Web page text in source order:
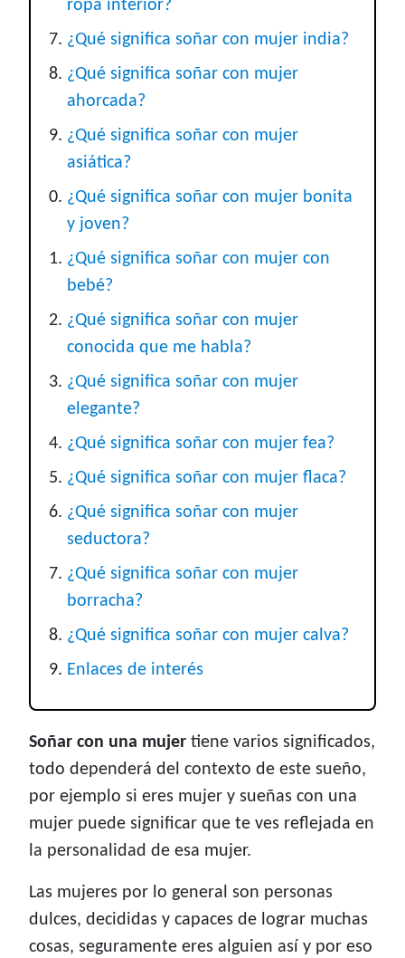
ropa interior?
¿Qué significa soñar con mujer india?
¿Qué significa soñar con mujer
ahorcada?
¿Qué significa soñar con mujer
asiática?
¿Qué significa soñar con mujer bonita
y joven?
¿Qué significa soñar con mujer con
bebé?
¿Qué significa soñar con mujer
conocida que me habla?
¿Qué significa soñar con mujer
elegante?
¿Qué significa soñar con mujer fea?
¿Qué significa soñar con mujer flaca?
¿Qué significa soñar con mujer
seductora?
¿Qué significa soñar con mujer
borracha?
¿Qué significa soñar con mujer calva?
Enlaces de interés
Soñar con una mujer tiene varios significados,
todo dependerá del contexto de este sueño,
por ejemplo si eres mujer y sueñas con una
mujer puede significar que te ves reflejada en
la personalidad de esa mujer.
Las mujeres por lo general son personas
dulces, decididas y capaces de lograr muchas
cosas, seguramente eres alguien así y por eso